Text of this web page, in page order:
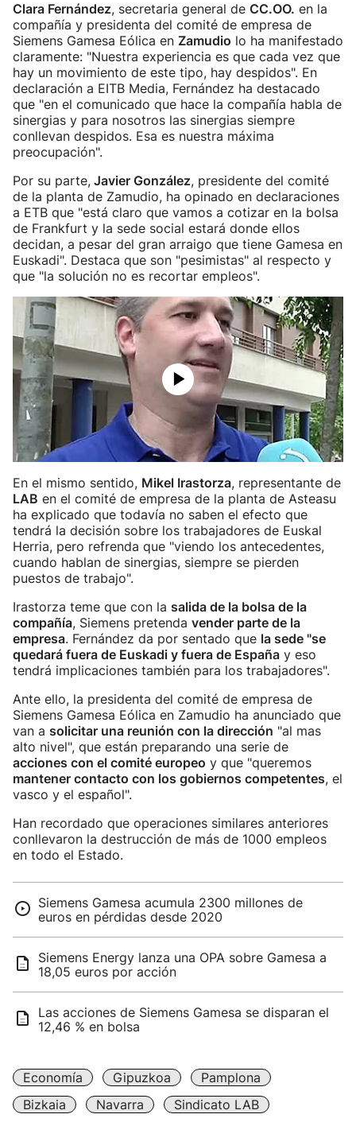
Clara Fernández, secretaria general de CC.OO. en la
compañía y presidenta del comité de empresa de
Siemens Gamesa Eólica en Zamudio lo ha manifestado
claramente: "Nuestra experiencia es que cada vez que
hay un movimiento de este tipo, hay despidos". En
declaración a EITB Media, Fernández ha destacado
que "en el comunicado que hace la compañía habla de
sinergias y para nosotros las sinergias siempre
conllevan despidos. Esa es nuestra máxima
preocupación".
Por su parte, Javier González, presidente del comité
de la planta de Zamudio, ha opinado en declaraciones
a ETB que "está claro que vamos a cotizar en la bolsa
de Frankfurt y la sede social estará donde ellos
decidan, a pesar del gran arraigo que tiene Gamesa en
Euskadi". Destaca que son "pesimistas" al respecto y
que "la solución no es recortar empleos".
En el mismo sentido, Mikel Irastorza, representante de
LAB en el comité de empresa de la planta de Asteasu
ha explicado que todavía no saben el efecto que
tendrá la decisión sobre los trabajadores de Euskal
Herria, pero refrenda que "viendo los antecedentes,
cuando hablan de sinergias, siempre se pierden
puestos de trabajo".
Irastorza teme que con la salida de la bolsa de la
compañía, Siemens pretenda vender parte de la
empresa. Fernández da por sentado que la sede "se
quedará fuera de Euskadi y fuera de España y eso
tendrá implicaciones también para los trabajadores".
Ante ello, la presidenta del comité de empresa de
Siemens Gamesa Eólica en Zamudio ha anunciado que
van a solicitar una reunión con la dirección "al mas
alto nivel", que están preparando una serie de
acciones con el comité europeo y que "queremos
mantener contacto con los gobiernos competentes, el
vasco y el español".
Han recordado que operaciones similares anteriores
conllevaron la destrucción de más de 1000 empleos
en todo el Estado.
Siemens Gamesa acumula 2300 millones de
euros en pérdidas desde 2020
Siemens Energy lanza una OPA sobre Gamesa a
18,05 euros por acción
Las acciones de Siemens Gamesa se disparan el
12,46 % en bolsa
Economía Gipuzkoa
Pamplona
Bizkaia
Navarra Sindicato LAB